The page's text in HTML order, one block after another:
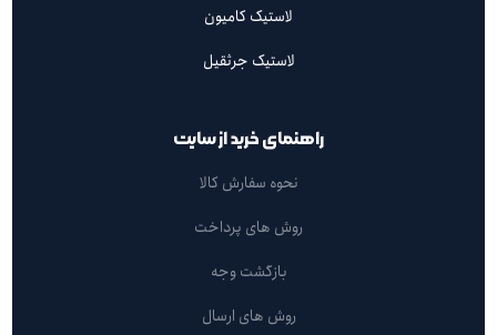
لاستیک کامیون
لاستیک جرثقیل
راهنمای خرید از سایت
نحوه سفارش کالا
روش های پرداخت
بازگشت وجه
روش های ارسال